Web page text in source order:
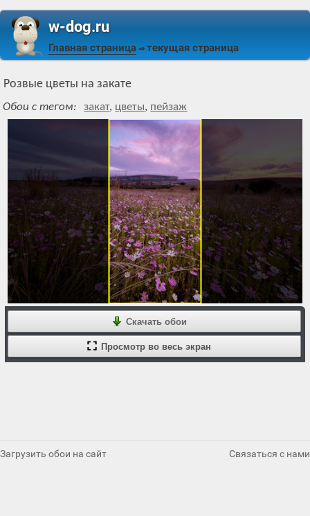
w-dog.ru
Главная страница ⇒ текущая страница
Розвые цветы на закате
Обои с тегом: закат, цветы, пейзаж
Скачать обои
Просмотр во весь экран
Загрузить обои на сайт Связаться с нами